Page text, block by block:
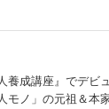
成講座』でデビ
モノ」の元祖＆本